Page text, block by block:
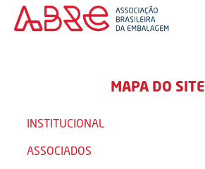
MAPA DO SITE
INSTITUCIONAL
ASSOCIADOS